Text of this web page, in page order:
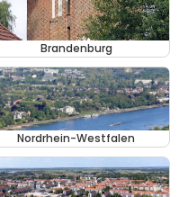
Brandenburg
Nordrhein-Westfalen